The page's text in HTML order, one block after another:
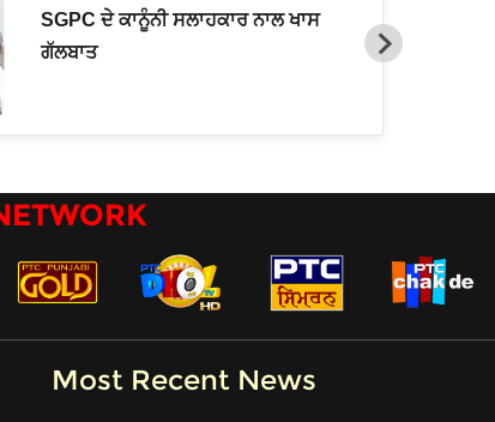
SGPC ਦੇ ਕਾਨੂੰਨੀ ਸਲਾਹਕਾਰ ਨਾਲ ਖਾਸ
ਗੱਲਬਾਤ
Most Recent News